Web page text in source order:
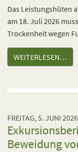
Das Leistungshüten
am 18. Juli 2026
Trockenheit wegen
WEITERLESEN…
FREITAG, 5. JUNI 2026
Beweidung